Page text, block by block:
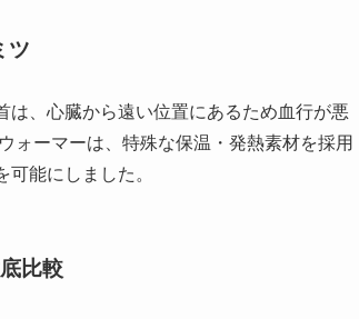
ツ
、心臓から遠い位置にあるため血行が悪
ォーマーは、特殊な保温・発熱素材を採用
能にしました。
比較